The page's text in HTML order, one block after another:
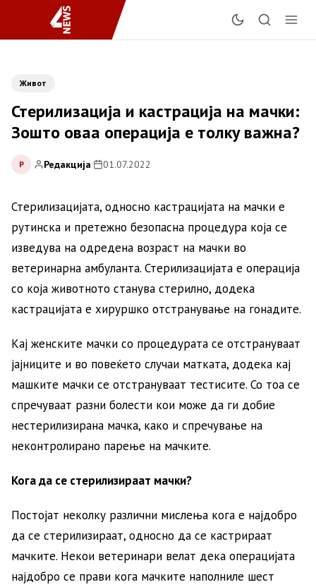
Живот
Стерилизација и кастрација на мачки:
Зошто оваа операција е толку важна?
Р Редакција| 01.07.2022
Стерилизацијата, односно кастрацијата на мачки е
рутинска и претежно безопасна процедура која се
изведува на одредена возраст на мачки во
ветеринарна амбуланта. Стерилизацијата е операција
со која животното станува стерилно, додека
кастрацијата е хируршко отстранување на гонадите.
Кај женските мачки со процедурата се отстрануваат
јајниците и во повеќето случаи матката, додека кај
машките мачки се отстрануваат тестисите. Со тоа се
спречуваат разни болести кои може да ги добие
нестерилизирана мачка, како и спречување на
неконтролирано парење на мачките.
Кога да се стерилизираат мачки?
Постојат неколку различни мислења кога е најдобро
да се стерилизираат, односно да се кастрираат
мачките. Некои ветеринари велат дека операцијата
најдобро се прави кога мачките наполниле шест